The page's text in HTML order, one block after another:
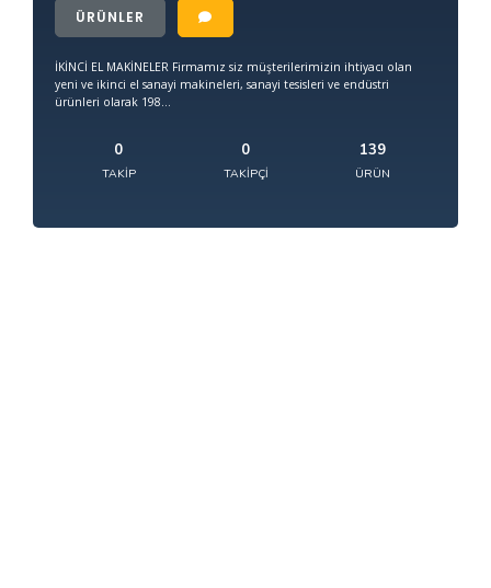
ÜRÜNLER
İKİNCİ EL MAKİNELER Firmamız siz müşterilerimizin ihtiyacı olan
yeni ve ikinci el sanayi makineleri, sanayi tesisleri ve endüstri
ürünleri olarak 198...
0
TAKIP
0
TAKIPÇI
139
ÜRÜN